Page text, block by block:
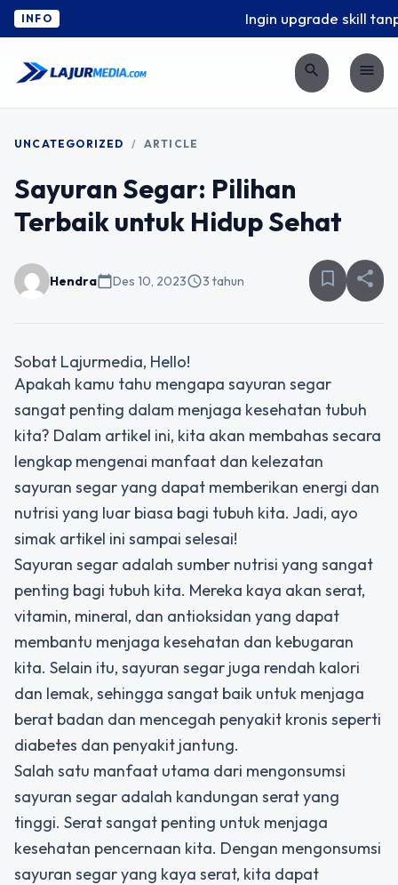
INFO Ingin upgrade skill
search menu
UNCATEGORIZED / ARTICLE
Sayuran Segar: Pilihan
Terbaik untuk Hidup Sehat
Hendracalendar_todayDes 10, 2023schedule3 tahun bookmark_border share
Sobat Lajurmedia, Hello!
Apakah kamu tahu mengapa sayuran segar
sangat penting dalam menjaga kesehatan tubuh
kita? Dalam artikel ini, kita akan membahas secara
lengkap mengenai manfaat dan kelezatan
sayuran segar yang dapat memberikan energi dan
nutrisi yang luar biasa bagi tubuh kita. Jadi, ayo
simak artikel ini sampai selesai!
Sayuran segar adalah sumber nutrisi yang sangat
penting bagi tubuh kita. Mereka kaya akan serat,
vitamin, mineral, dan antioksidan yang dapat
membantu menjaga kesehatan dan kebugaran
kita. Selain itu, sayuran segar juga rendah kalori
dan lemak, sehingga sangat baik untuk menjaga
berat badan dan mencegah penyakit kronis seperti
diabetes dan penyakit jantung.
Salah satu manfaat utama dari mengonsumsi
sayuran segar adalah kandungan serat yang
tinggi. Serat sangat penting untuk menjaga
kesehatan pencernaan kita. Dengan mengonsumsi
sayuran segar yang kaya serat, kita dapat